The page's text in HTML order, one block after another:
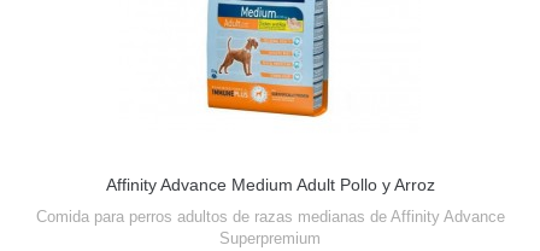
Affinity Advance Medium Adult Pollo y Arroz
Comida para perros adultos de razas medianas de Affinity Advance
Superpremium